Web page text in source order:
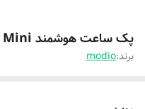
پک ساعت هوشمند modio MW 16 Mini
برند:modio